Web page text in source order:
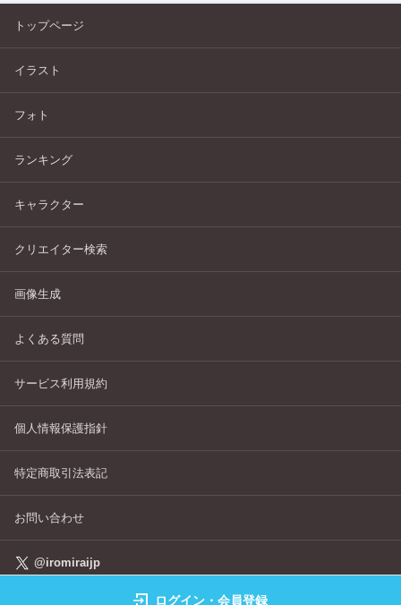
トップページ
イラスト
フォト
ランキング
キャラクター
クリエイター検索
画像生成
よくある質問
サービス利用規約
個人情報保護指針
特定商取引法表記
お問い合わせ
@iromiraijp
ログイン・会員登録